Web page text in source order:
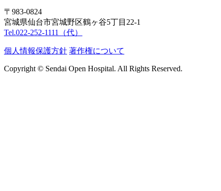
〒983-0824
宮城県仙台市宮城野区鶴ヶ⾕5丁⽬22-1
Tel.022-252-1111（代）
個⼈情報保護⽅針 著作権について
Copyright © Sendai Open Hospital. All Rights Reserved.